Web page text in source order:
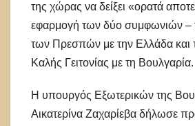
της χώρας να δείξει «ορατά
εφαρμογή των δύο συμφωνιών –
των Πρεσπών με την Ελλάδα και
Καλής Γειτονίας με τη Βουλγαρία.
Η υπουργός Εξωτερικών της
Αικατερίνα Ζαχαρίεβα δήλωσε